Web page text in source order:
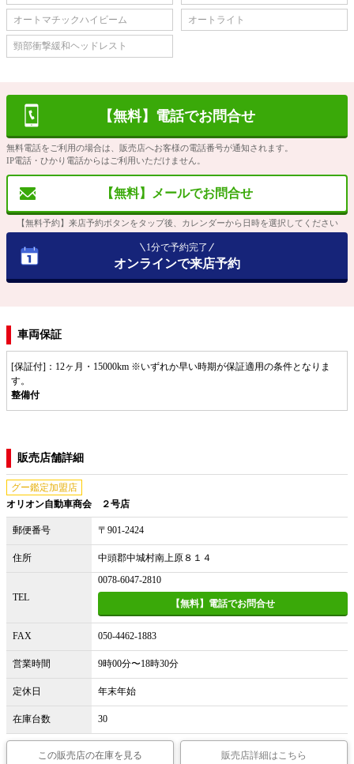
オートマチックハイビーム オートライト
頸部衝撃緩和ヘッドレスト
【無料】電話でお問合せ
無料電話をご利用の場合は、販売店へお客様の電話番号が通知されます。
IP電話・ひかり電話からはご利用いただけません。
【無料】メールでお問合せ
【無料予約】来店予約ボタンをタップ後、カレンダーから日時を選択してください
1分で予約完了
オンラインで来店予約
車両保証
[保証付]：12ヶ月・15000km ※いずれか早い時期が保証適用の条件となりま
す。
整備付
販売店舗詳細
グー鑑定加盟店
オリオン自動車商会 ２号店
郵便番号 〒901-2424
住所 中頭郡中城村南上原８１４
TEL
0078-6047-2810
【無料】電話でお問合せ
FAX 050-4462-1883
営業時間 9時00分〜18時30分
定休日 年末年始
在庫台数 30
この販売店の在庫を見る 販売店詳細はこちら